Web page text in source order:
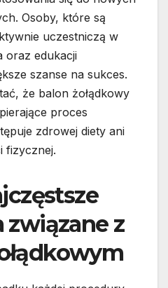
Osoby, które są
uczestniczą w
oraz edukacji
szanse na sukces.
że balon żołądkowy
proces
zdrowej diety ani
fizycznej.
związane z